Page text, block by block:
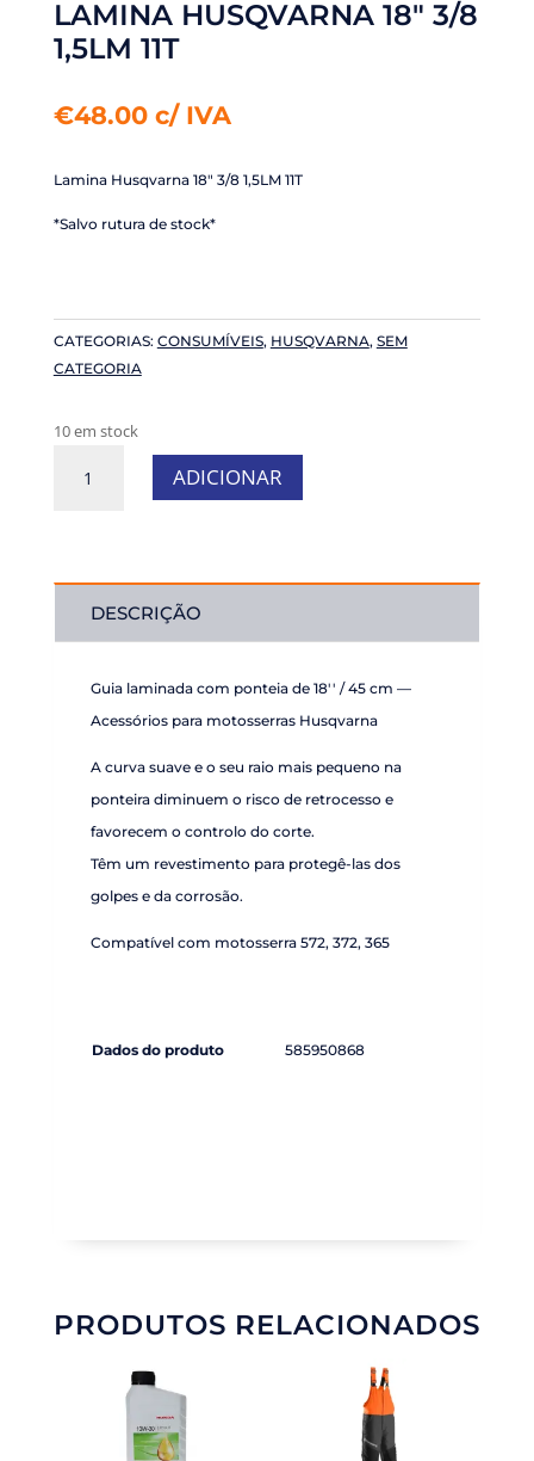
LAMINA HUSQVARNA 18″ 3/8
1,5LM 11T
€48.00 c/ IVA
Lamina Husqvarna 18″ 3/8 1,5LM 11T
*Salvo rutura de stock*
CATEGORIAS: CONSUMÍVEIS, HUSQVARNA, SEM
CATEGORIA
10 em stock
1,5LM
11T
ADICIONAR
DESCRIÇÃO
Guia laminada com ponteia de 18'' / 45 cm —
Acessórios para motosserras Husqvarna
A curva suave e o seu raio mais pequeno na
ponteira diminuem o risco de retrocesso e
favorecem o controlo do corte.
Têm um revestimento para protegê-las dos
golpes e da corrosão.
Compatível com motosserra 572, 372, 365
Dados do produto 585950868
PRODUTOS RELACIONADOS